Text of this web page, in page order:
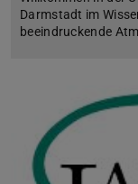
Darmstadt im
beeindruckende